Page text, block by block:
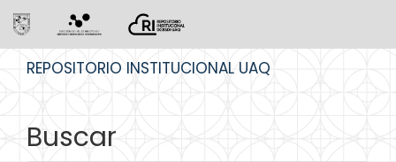
REPOSITORIO INSTITUCIONAL UAQ
Buscar